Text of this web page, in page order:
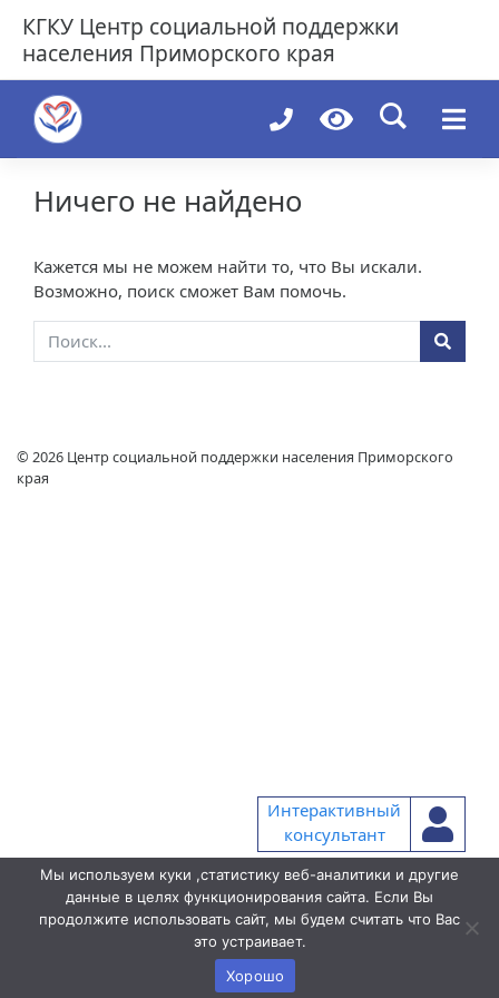
content
КГКУ Центр социальной поддержки
населения Приморского края
Ничего не найдено
Кажется мы не можем найти то, что Вы искали.
Возможно, поиск сможет Вам помочь.
Интерактивный
консультант
© 2026 Центр социальной поддержки населения Приморского
края
Мы используем куки ,статистику веб-аналитики и другие
данные в целях функционирования сайта. Если Вы
продолжите использовать сайт, мы будем считать что Вас
это устраивает.
Хорошо